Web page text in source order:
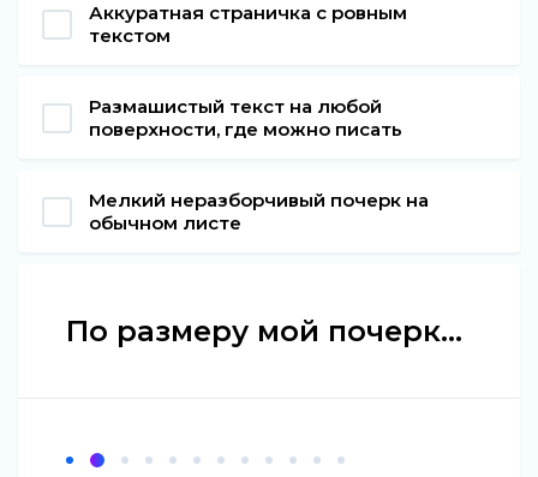
Аккуратная страничка с ровным
текстом
Размашистый текст на любой
поверхности, где можно писать
Мелкий неразборчивый почерк на
обычном листе
По размеру мой почерк...